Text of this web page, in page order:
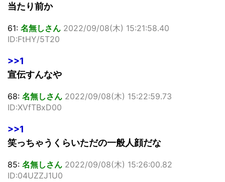
当たり前か
61: 名無しさん 2022/09/08(木) 15:21:58.40
ID:FtHY/5T20
>>1
宣伝すんなや
68: 名無しさん 2022/09/08(木) 15:22:59.73
ID:XVfTBxD00
>>1
笑っちゃうくらいただの一般人顔だな
85: 名無しさん 2022/09/08(木) 15:26:00.82
ID:04UZZJ1U0